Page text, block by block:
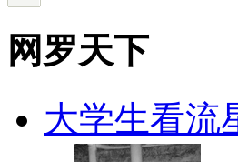
网罗天下
大学生看流